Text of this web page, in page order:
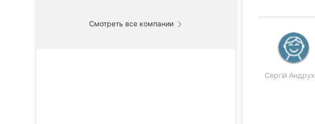
Смотреть все компании
Сергій